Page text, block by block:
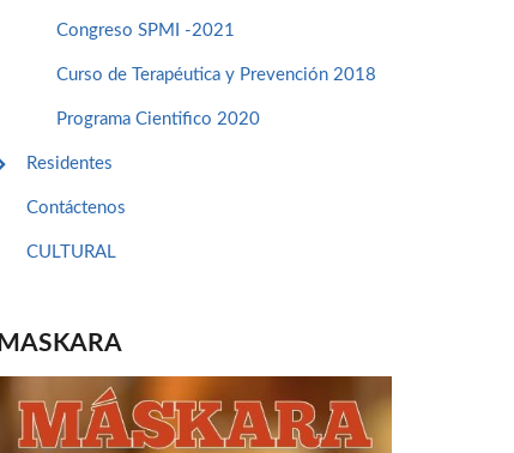
Congreso SPMI -2021
Curso de Terapéutica y Prevención 2018
Programa Cientifico 2020
Residentes
Contáctenos
CULTURAL
MASKARA